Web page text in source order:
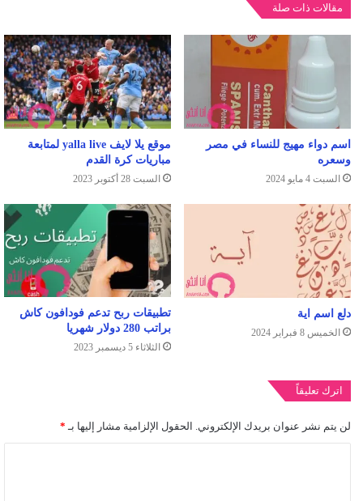
مقالات ذات صلة
اسم دواء مهيج للنساء في مصر
وسعره
السبت 4 مايو 2024
موقع يلا لايف yalla live لمتابعة
مباريات كرة القدم
السبت 28 أكتوبر 2023
دلع اسم اية
الخميس 8 فبراير 2024
تطبيقات ربح تدعم فودافون كاش
براتب 280 دولار شهريا
الثلاثاء 5 ديسمبر 2023
اترك تعليقاً
لن يتم نشر عنوان بريدك الإلكتروني. الحقول الإلزامية مشار إليها بـ *